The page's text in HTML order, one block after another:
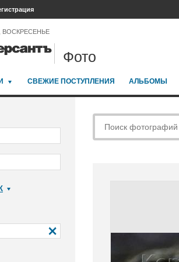
ВОСКРЕСЕНЬЕ
Фото
СВЕЖИЕ ПОСТУПЛЕНИЯ АЛЬБОМЫ